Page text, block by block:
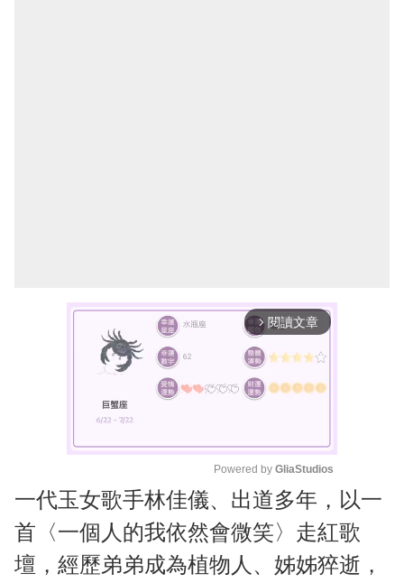
arrow_forward_ios 閱讀文章
M
u
t
e
Powered by GliaStudios
一代玉女歌手林佳儀、出道多年，以一
首〈一個人的我依然會微笑〉走紅歌
壇，經歷弟弟成為植物人、姊姊猝逝，